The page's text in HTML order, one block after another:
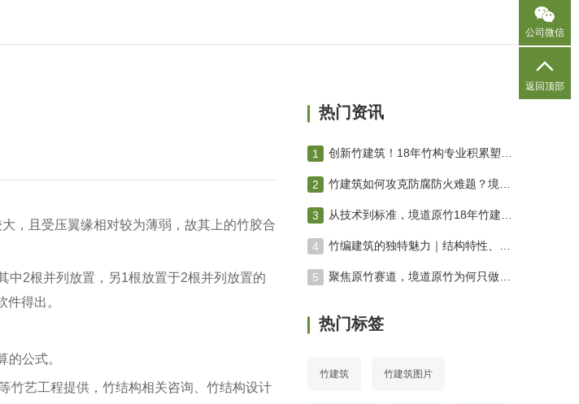
，且受压翼缘相对较为薄弱，故其上的竹胶合
中2根并列放置，另1根放置于2根并列放置的
得出。
的公式。
竹艺工程提供，竹结构相关咨询、竹结构设计
热门资讯
热门标签
竹建筑 竹建筑图片

公司微信

返回顶部